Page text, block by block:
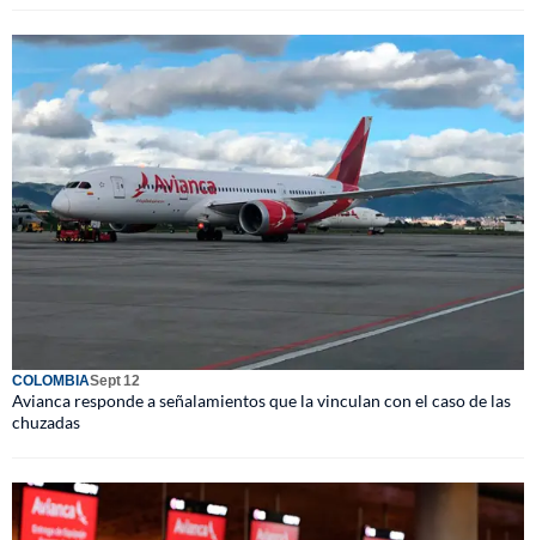
COLOMBIASept 12
Avianca responde a señalamientos que la vinculan con el caso de las
chuzadas